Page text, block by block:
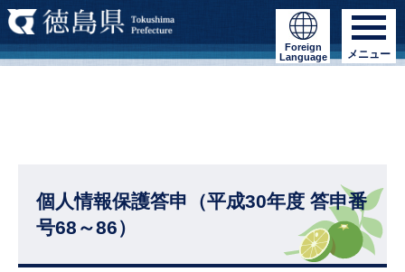
Foreign
Language
メニュー
個人情報保護答申（平成30年度 答申番
号68～86）